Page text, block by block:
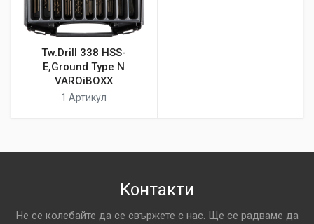
Tw.Drill 338 HSS-
E,Ground Type N
VAROiBOXX
1 Артикул
Контакти
Не се колебайте да се свържете с нас. Ще се радваме да